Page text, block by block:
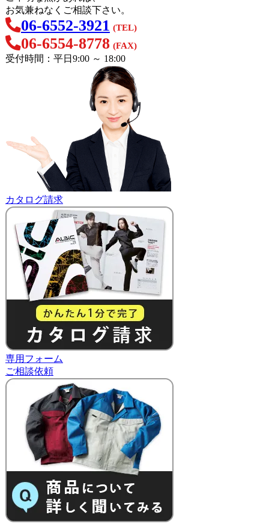
お気兼ねなくご相談下さい。
06-6552-3921 (TEL)
06-6554-8778 (FAX)
受付時間：平日9:00 ～ 18:00
カタログ請求
専用フォーム
ご相談依頼